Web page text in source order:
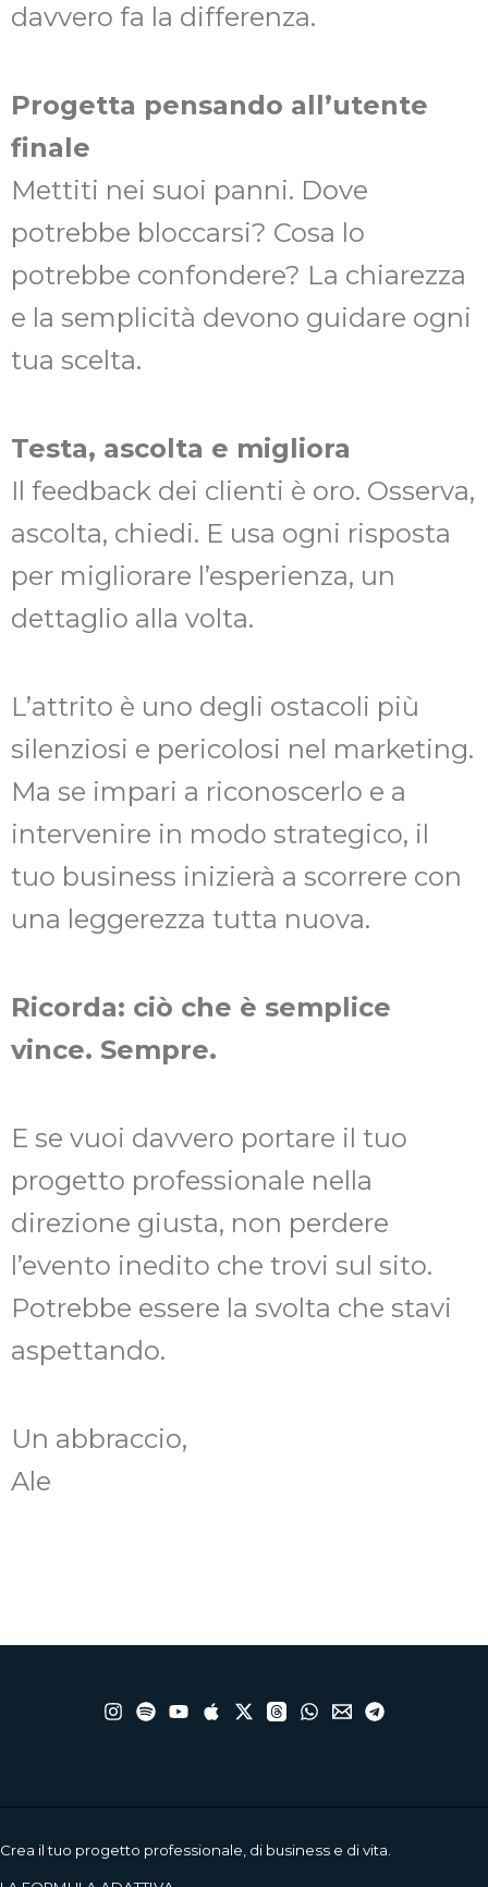
davvero fa la differenza.
Progetta pensando all’utente
finale
Mettiti nei suoi panni. Dove
potrebbe bloccarsi? Cosa lo
potrebbe confondere? La chiarezza
e la semplicità devono guidare ogni
tua scelta.
Testa, ascolta e migliora
Il feedback dei clienti è oro. Osserva,
ascolta, chiedi. E usa ogni risposta
per migliorare l’esperienza, un
dettaglio alla volta.
L’attrito è uno degli ostacoli più
silenziosi e pericolosi nel marketing.
Ma se impari a riconoscerlo e a
intervenire in modo strategico, il
tuo business inizierà a scorrere con
una leggerezza tutta nuova.
Ricorda: ciò che è semplice
vince. Sempre.
E se vuoi davvero portare il tuo
progetto professionale nella
direzione giusta, non perdere
l’evento inedito che trovi sul sito.
Potrebbe essere la svolta che stavi
aspettando.
Un abbraccio,
Ale
Crea il tuo progetto professionale, di business e di vita.